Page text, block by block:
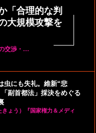
「合理的な判
大規模攻撃を
交渉・…
虫にも失礼。維新“悲
副首都法」採決をめぐる
きょう）『国家権力＆メディ